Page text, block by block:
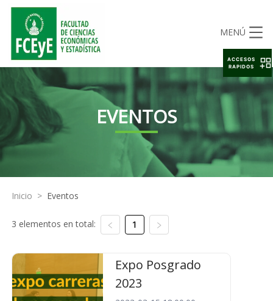
MENÚ
EVENTOS
Inicio > Eventos
3 elementos en total: 1
Expo Posgrado
2023
ACCESOS
RAPIDOS